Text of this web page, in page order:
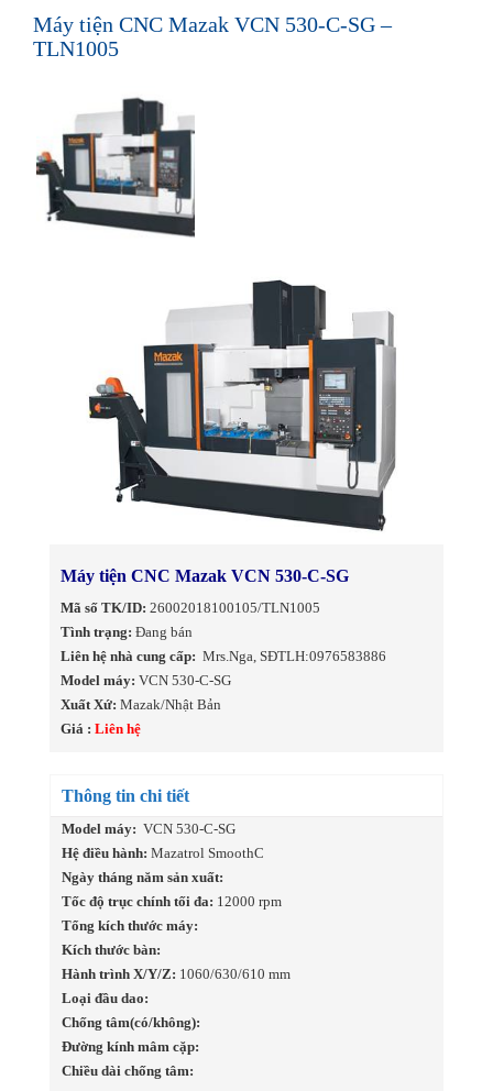
Máy tiện CNC Mazak VCN 530-C-SG –
TLN1005
Máy tiện CNC Mazak VCN 530-C-SG
Mã số TK/ID: 26002018100105/TLN1005
Tình trạng: Đang bán
Liên hệ nhà cung cấp: Mrs.Nga, SĐTLH:0976583886
Model máy: VCN 530-C-SG
Xuất Xứ: Mazak/Nhật Bản
Giá : Liên hệ
Thông tin chi tiết
Model máy: VCN 530-C-SG
Hệ điều hành: Mazatrol SmoothC
Ngày tháng năm sản xuất:
Tốc độ trục chính tối đa: 12000 rpm
Tổng kích thước máy:
Kích thước bàn:
Hành trình X/Y/Z: 1060/630/610 mm
Loại đầu dao:
Chống tâm(có/không):
Đường kính mâm cặp:
Chiều dài chống tâm: